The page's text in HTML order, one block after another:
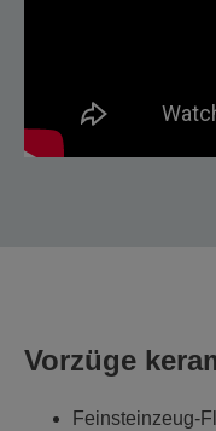
Vorzüge
Feinsteinzeug-